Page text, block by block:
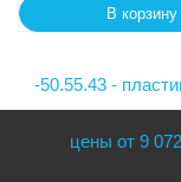
В корзину